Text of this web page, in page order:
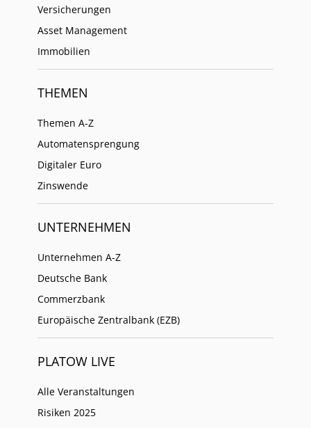
Versicherungen
Asset Management
Immobilien
THEMEN
Themen A-Z
Automatensprengung
Digitaler Euro
Zinswende
UNTERNEHMEN
Unternehmen A-Z
Deutsche Bank
Commerzbank
Europäische Zentralbank (EZB)
PLATOW LIVE
Alle Veranstaltungen
Risiken 2025